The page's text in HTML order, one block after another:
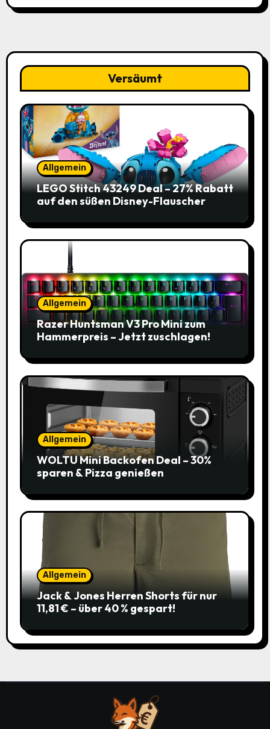
Versäumt
Allgemein
LEGO Stitch 43249 Deal – 27% Rabatt
auf den süßen Disney-Flauscher
Allgemein
Razer Huntsman V3 Pro Mini zum
Hammerpreis – Jetzt zuschlagen!
Allgemein
WOLTU Mini Backofen Deal – 30%
sparen & Pizza genießen
Allgemein
Jack & Jones Herren Shorts für nur
11,81 € – über 40 % gespart!